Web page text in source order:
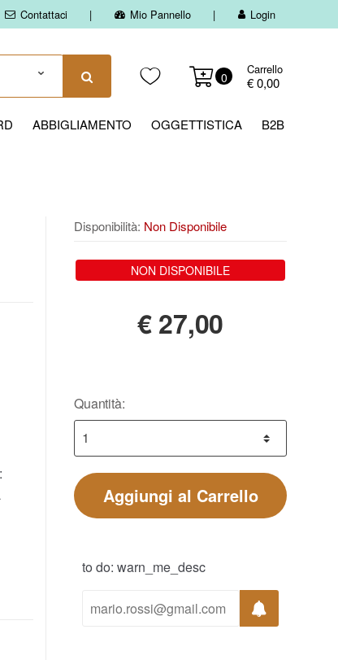
Contattaci Mio Pannello Login
0
Carrello
€ 0,00
ABBIGLIAMENTO OGGETTISTICA B2B
Disponibilità: Non Disponibile
NON DISPONIBILE
€27,00
Quantità:
Aggiungi al Carrello
to do: warn_me_desc